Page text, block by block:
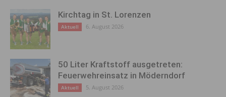
Kirchtag in St. Lorenzen
Aktuell 6. August 2026
50 Liter Kraftstoff ausgetreten:
Feuerwehreinsatz in Möderndorf
Aktuell 5. August 2026